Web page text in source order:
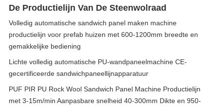
De Productielijn Van De Steenwolraad
Volledig automatische sandwich panel maken machine
productielijn voor prefab huizen met 600-1200mm breedte en
gemakkelijke bediening
Lichte volledig automatische PU-wandpaneelmachine CE-
gecertificeerde sandwichpaneellijnapparatuur
PUF PIR PU Rock Wool Sandwich Panel Machine Productielijn
met 3-15m/min Aanpasbare snelheid 40-300mm Dikte en 950-